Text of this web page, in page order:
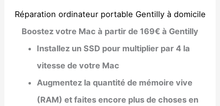
Réparation ordinateur portable Gentilly à domicile
Boostez votre Mac à partir de 169€ à Gentilly
Installez un SSD pour multiplier par 4 la
vitesse de votre Mac
Augmentez la quantité de mémoire vive
(RAM) et faites encore plus de choses en